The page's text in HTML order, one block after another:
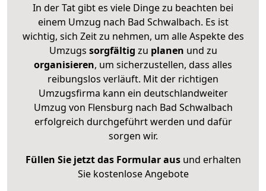
In der Tat gibt es viele Dinge zu beachten bei
einem Umzug nach Bad Schwalbach. Es ist
wichtig, sich Zeit zu nehmen, um alle Aspekte des
Umzugs sorgfältig zu planen und zu
organisieren, um sicherzustellen, dass alles
reibungslos verläuft. Mit der richtigen
Umzugsfirma kann ein deutschlandweiter
Umzug von Flensburg nach Bad Schwalbach
erfolgreich durchgeführt werden und dafür
sorgen wir.
Füllen Sie jetzt das Formular ausund erhalten
Sie kostenlose Angebote